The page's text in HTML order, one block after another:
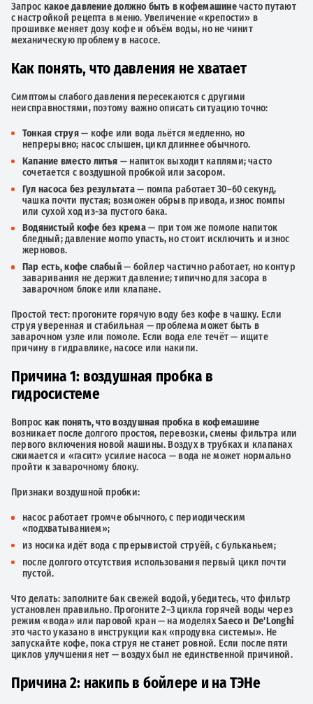
Запрос какое давление должно быть в кофемашинечасто путают
с настройкой рецепта в меню. Увеличение «крепости» в
прошивке меняет дозу кофе и объём воды, но не чинит
механическую проблему в насосе.
Как понять, что давления не хватает
Симптомы слабого давления пересекаются с другими
неисправностями, поэтому важно описать ситуацию точно:
Тонкая струя— кофе или вода льётся медленно, но
непрерывно; насос слышен, цикл длиннее обычного.
Капание вместо литья — напиток выходит каплями; часто
сочетается с воздушной пробкой или засором.
Гул насоса без результата— помпа работает 30–60 секунд,
чашка почти пустая; возможен обрыв привода, износ помпы
или сухой ход из-за пустого бака.
Водянистый кофе без крема— при том же помоле напиток
бледный; давление могло упасть, но стоит исключить и износ
жерновов.
Пар есть, кофе слабый— бойлер частично работает, но контур
заваривания не держит давление; типично для засора в
заварочном блоке или клапане.
Простой тест: прогоните горячую воду без кофе в чашку. Если
струя уверенная и стабильная — проблема может быть в
заварочном узле или помоле. Если вода еле течёт — ищите
причину в гидравлике, насосе или накипи.
Причина 1: воздушная пробка в
гидросистеме
Вопрос как понять, что воздушная пробка в кофемашине
возникает после долгого простоя, перевозки, смены фильтра или
первого включения новой машины. Воздух в трубках и клапанах
сжимается и «гасит» усилие насоса — вода не может нормально
пройти к заварочному блоку.
Признаки воздушной пробки:
насос работает громче обычного, с периодическим
«подхватыванием»;
из носика идёт вода с прерывистой струёй, с бульканьем;
после долгого отсутствия использования первый цикл почти
пустой.
Что делать: заполните бак свежей водой, убедитесь, что фильтр
установлен правильно. Прогоните 2–3 цикла горячей воды через
режим «вода» или паровой кран — на моделяхSaeco и De'Longhi
это часто указано в инструкции как «продувка системы». Не
запускайте кофе, пока струя не станет ровной. Если после пяти
циклов улучшения нет — воздух был не единственной причиной.
Причина 2: накипь в бойлере и на ТЭНе